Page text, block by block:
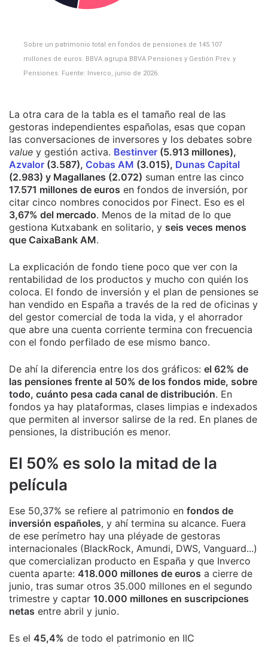
Sobre un patrimonio total en fondos de pensiones de 145.107
millones de euros. BBVA agrupa BBVA Pensiones y Gestión Prev. y
Pensiones. Fuente: Inverco, junio de 2026.
La otra cara de la tabla es el tamaño real de las
gestoras independientes españolas, esas que copan
las conversaciones de inversores y los debates sobre
value y gestión activa. Bestinver (5.913 millones),
Azvalor (3.587), Cobas AM (3.015), Dunas Capital
(2.983) y Magallanes (2.072) suman entre las cinco
17.571 millones de euros en fondos de inversión, por
citar cinco nombres conocidos por Finect. Eso es el
3,67% del mercado. Menos de la mitad de lo que
gestiona Kutxabank en solitario, y seis veces menos
que CaixaBank AM.
La explicación de fondo tiene poco que ver con la
rentabilidad de los productos y mucho con quién los
coloca. El fondo de inversión y el plan de pensiones se
han vendido en España a través de la red de oficinas y
del gestor comercial de toda la vida, y el ahorrador
que abre una cuenta corriente termina con frecuencia
con el fondo perfilado de ese mismo banco.
De ahí la diferencia entre los dos gráficos: el 62% de
las pensiones frente al 50% de los fondos mide, sobre
todo, cuánto pesa cada canal de distribución. En
fondos ya hay plataformas, clases limpias e indexados
que permiten al inversor salirse de la red. En planes de
pensiones, la distribución es menor.
El 50% es solo la mitad de la
película
Ese 50,37% se refiere al patrimonio en fondos de
inversión españoles, y ahí termina su alcance. Fuera
de ese perímetro hay una pléyade de gestoras
internacionales (BlackRock, Amundi, DWS, Vanguard...)
que comercializan producto en España y que Inverco
cuenta aparte: 418.000 millones de euros a cierre de
junio, tras sumar otros 35.000 millones en el segundo
trimestre y captar 10.000 millones en suscripciones
netas entre abril y junio.
Es el 45,4% de todo el patrimonio en IIC